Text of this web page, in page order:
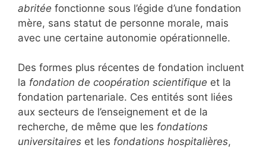
abritée fonctionne sous l’égide d’une fondation
mère, sans statut de personne morale, mais
avec une certaine autonomie opérationnelle.
Des formes plus récentes de fondation incluent
la fondation de coopération scientifique et la
fondation partenariale. Ces entités sont liées
aux secteurs de l’enseignement et de la
recherche, de même que les fondations
universitaires et les fondations hospitalières,